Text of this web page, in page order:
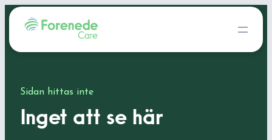
Sidan hittas inte
Inget att se här